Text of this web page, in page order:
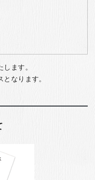
ます。
なります。